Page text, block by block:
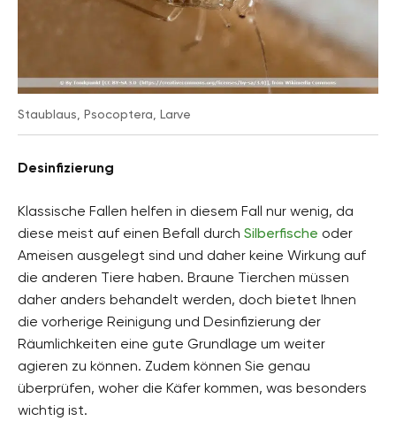
Staublaus, Psocoptera, Larve
Desinfizierung
Klassische Fallen helfen in diesem Fall nur wenig, da
diese meist auf einen Befall durch Silberfische oder
Ameisen ausgelegt sind und daher keine Wirkung auf
die anderen Tiere haben. Braune Tierchen müssen
daher anders behandelt werden, doch bietet Ihnen
die vorherige Reinigung und Desinfizierung der
Räumlichkeiten eine gute Grundlage um weiter
agieren zu können. Zudem können Sie genau
überprüfen, woher die Käfer kommen, was besonders
wichtig ist.